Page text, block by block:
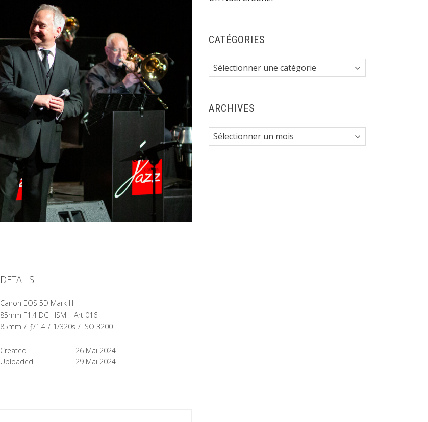
DETAILS
Canon EOS 5D Mark III
85mm F1.4 DG HSM | Art 016
85mm / ƒ/1.4 / 1/320s / ISO 3200
Created
26 Mai 2024
Uploaded
29 Mai 2024
CATÉGORIES
Catégories
ARCHIVES
Archives